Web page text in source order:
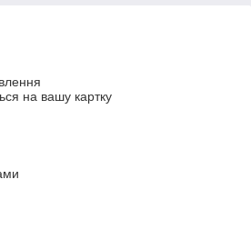
на вашу картку